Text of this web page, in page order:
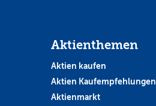
Aktienthemen
Aktien kaufen
Aktien Kaufempfehlungen
Aktienmarkt